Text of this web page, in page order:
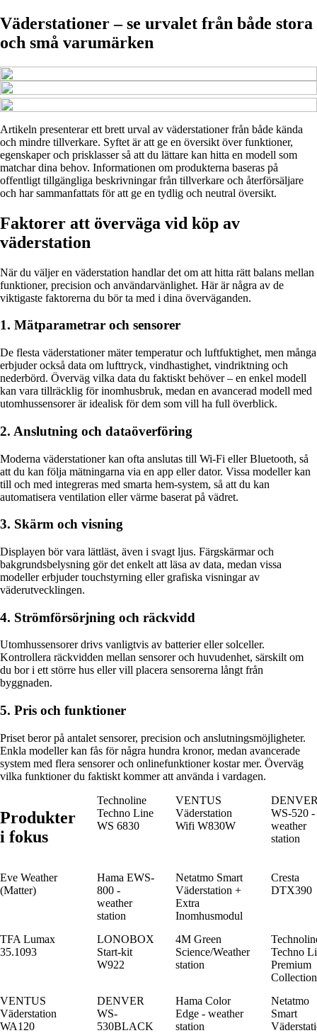
Väderstationer – se urvalet från både stora
och små varumärken
Artikeln presenterar ett brett urval av väderstationer från både kända
och mindre tillverkare. Syftet är att ge en översikt över funktioner,
egenskaper och prisklasser så att du lättare kan hitta en modell som
matchar dina behov. Informationen om produkterna baseras på
offentligt tillgängliga beskrivningar från tillverkare och återförsäljare
och har sammanfattats för att ge en tydlig och neutral översikt.
Faktorer att överväga vid köp av
väderstation
När du väljer en väderstation handlar det om att hitta rätt balans mellan
funktioner, precision och användarvänlighet. Här är några av de
viktigaste faktorerna du bör ta med i dina överväganden.
1. Mätparametrar och sensorer
De flesta väderstationer mäter temperatur och luftfuktighet, men många
erbjuder också data om lufttryck, vindhastighet, vindriktning och
nederbörd. Överväg vilka data du faktiskt behöver – en enkel modell
kan vara tillräcklig för inomhusbruk, medan en avancerad modell med
utomhussensorer är idealisk för dem som vill ha full överblick.
2. Anslutning och dataöverföring
Moderna väderstationer kan ofta anslutas till Wi-Fi eller Bluetooth, så
att du kan följa mätningarna via en app eller dator. Vissa modeller kan
till och med integreras med smarta hem-system, så att du kan
automatisera ventilation eller värme baserat på vädret.
3. Skärm och visning
Displayen bör vara lättläst, även i svagt ljus. Färgskärmar och
bakgrundsbelysning gör det enkelt att läsa av data, medan vissa
modeller erbjuder touchstyrning eller grafiska visningar av
väderutvecklingen.
4. Strömförsörjning och räckvidd
Utomhussensorer drivs vanligtvis av batterier eller solceller.
Kontrollera räckvidden mellan sensorer och huvudenhet, särskilt om
du bor i ett större hus eller vill placera sensorerna långt från
byggnaden.
5. Pris och funktioner
Priset beror på antalet sensorer, precision och anslutningsmöjligheter.
Enkla modeller kan fås för några hundra kronor, medan avancerade
system med flera sensorer och onlinefunktioner kostar mer. Överväg
vilka funktioner du faktiskt kommer att använda i vardagen.
Produkter
i fokus
Technoline
Techno Line
WS 6830
VENTUS
Väderstation
Wifi W830W
WS-520 -
weather
station
Eve Weather
(Matter)
Hama EWS-
800 -
weather
station
Netatmo Smart
Väderstation +
Extra
Inomhusmodul
Cresta
DTX390
TFA Lumax
35.1093
LONOBOX
Start-kit
W922
4M Green
Science/Weather
station
Techno
Premium
Collection
VENTUS
Väderstation
WA120
DENVER
WS-
530BLACK
Hama Color
Edge - weather
station
Netatmo
Smart